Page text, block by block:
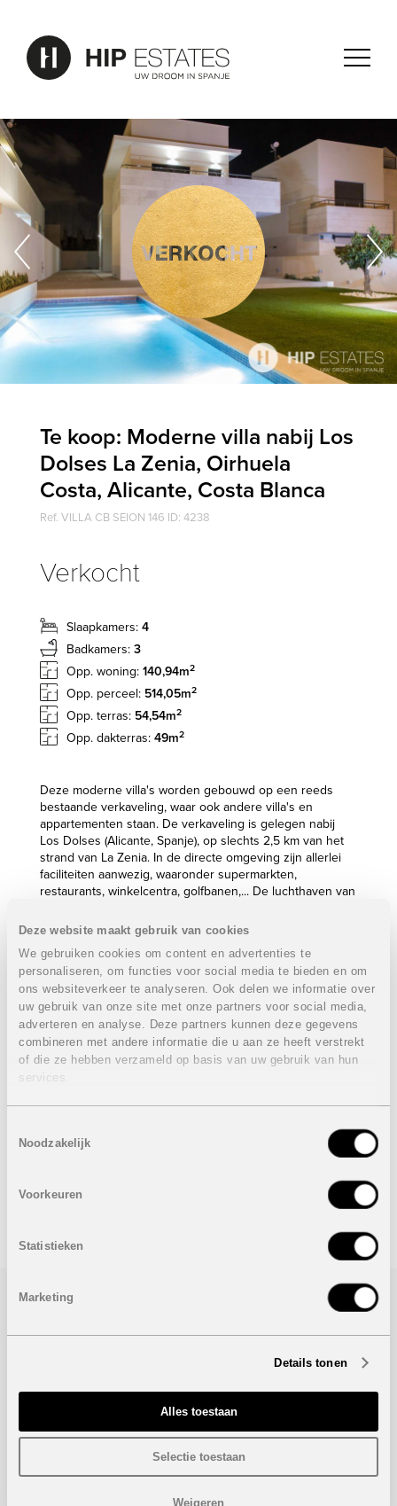
Deze website maakt gebruik van cookies
We gebruiken cookies om content en advertenties te
personaliseren, om functies voor social media te bieden en om
ons websiteverkeer te analyseren. Ook delen we informatie over
uw gebruik van onze site met onze partners voor social media,
adverteren en analyse. Deze partners kunnen deze gegevens
combineren met andere informatie die u aan ze heeft verstrekt
of die ze hebben verzameld op basis van uw gebruik van hun
services.
Noodzakelijk
Voorkeuren
Statistieken
Marketing
Details tonen
Alles toestaan
Selectie toestaan
Weigeren
Te koop: Moderne villa nabij Los
Dolses La Zenia, Oirhuela
Costa, Alicante, Costa Blanca
Ref. VILLA CB SEION 146 ID: 4238
Verkocht
Slaapkamers: 4
Badkamers: 3
Opp. woning: 140,94m2
Opp. perceel: 514,05m2
Opp. terras: 54,54m2
Opp. dakterras: 49m2
Deze moderne villa's worden gebouwd op een reeds
bestaande verkaveling, waar ook andere villa's en
appartementen staan. De verkaveling is gelegen nabij
Los Dolses (Alicante, Spanje), op slechts 2,5 km van het
strand van La Zenia. In de directe omgeving zijn allerlei
faciliteiten aanwezig, waaronder supermarkten,
restaurants, winkelcentra, golfbanen,... De luchthaven van
van Murcia slechts een kwartiertje rijden is.
Op het domein zijn gemeenschappelijke zwembaden
aanwezig. Er wordt ook een prachtige tuin aangelegd in
Japanse stijl.
Villa met 4 slaapkamers en 3 badkamers
VERKOCHT**
Bewoonbare oppervlakte: 140,94 m²
Perceel: 514 m²
Terras: 54,54 m²
Wenst u meer informatie over dit project, gelieve dan dit
hoogte.